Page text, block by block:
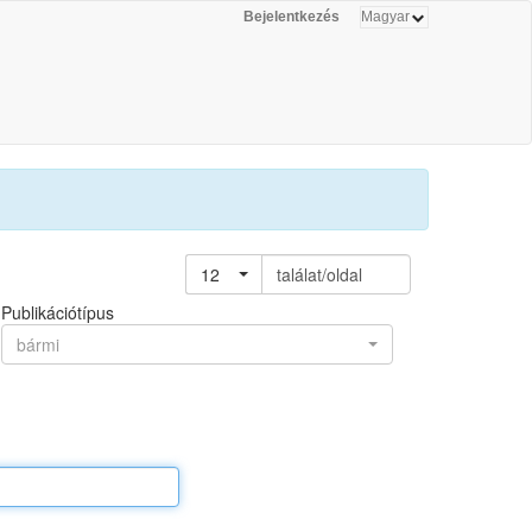
Bejelentkezés
12
találat/oldal
Publikációtípus
bármi